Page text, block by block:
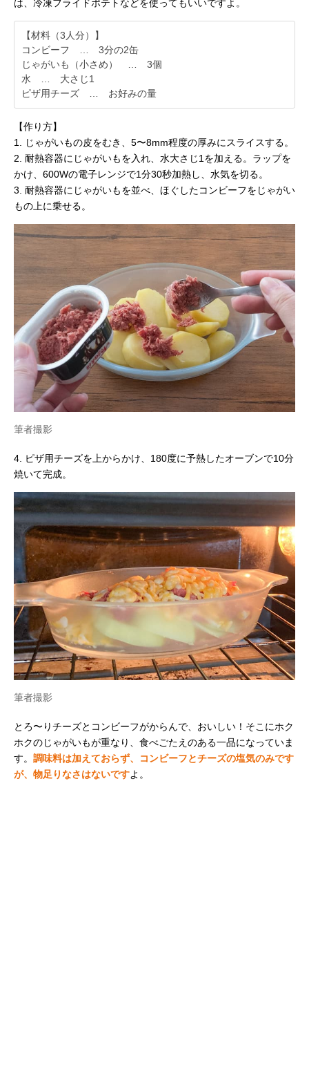
は、冷凍フライドポテトなどを使ってもいいですよ。
【材料（3人分）】
コンビーフ … 3分の2缶
じゃがいも（小さめ） … 3個
水 … 大さじ1
ピザ用チーズ … お好みの量
【作り方】
1. じゃがいもの皮をむき、5〜8mm程度の厚みにスライスする。
2. 耐熱容器にじゃがいもを入れ、水大さじ1を加える。ラップを
かけ、600Wの電子レンジで1分30秒加熱し、水気を切る。
3. 耐熱容器にじゃがいもを並べ、ほぐしたコンビーフをじゃがい
もの上に乗せる。
筆者撮影
4. ピザ用チーズを上からかけ、180度に予熱したオーブンで10分
焼いて完成。
筆者撮影
とろ〜りチーズとコンビーフがからんで、おいしい！そこにホク
ホクのじゃがいもが重なり、食べごたえのある一品になっていま
す。 調味料は加えておらず、コンビーフとチーズの塩気のみです
が、物足りなさはないですよ。